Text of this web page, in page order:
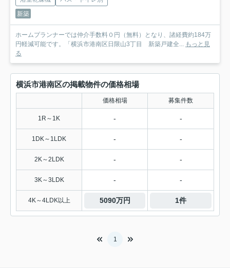
新築
ホームプランナーでは仲介手数料０円（無料）となり、諸経費約184万
円軽減可能です。「横浜市港南区日限山3丁目 新築戸建全... もっと見
る
横浜市港南区の掲載物件の価格相場
価格相場 募集件数
1R～1K - -
1DK～1LDK - -
2K～2LDK - -
3K～3LDK - -
4K～4LDK以上 5090万円 1件
1